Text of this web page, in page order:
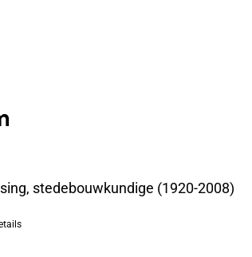
stedebouwkundige (1920-2008)